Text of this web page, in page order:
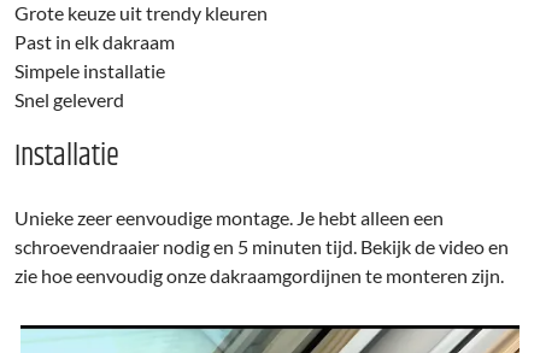
Grote keuze uit trendy kleuren
Past in elk dakraam
Simpele installatie
Snel geleverd
Installatie
Unieke zeer eenvoudige montage. Je hebt alleen een
schroevendraaier nodig en 5 minuten tijd. Bekijk de video en
zie hoe eenvoudig onze dakraamgordijnen te monteren zijn.